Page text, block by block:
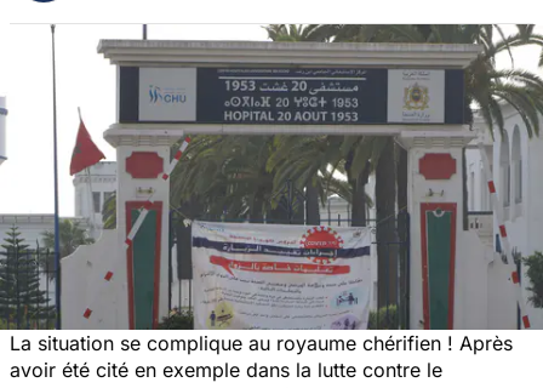
La situation se complique au royaume chérifien ! Après
avoir été cité en exemple dans la lutte contre le